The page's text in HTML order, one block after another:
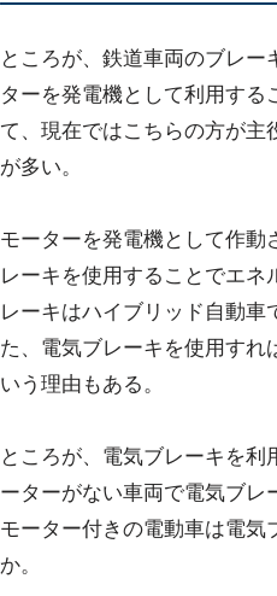
ところが、鉄道車両のブレ
ターを発電機として利用す
て、現在ではこちらの方が主
が多い。
モーターを発電機として作
レーキを使用することでエ
レーキはハイブリッド自動車
た、電気ブレーキを使用すれ
いう理由もある。
ところが、電気ブレーキを
ーターがない車両で電気ブレ
モーター付きの電動車は電
か。